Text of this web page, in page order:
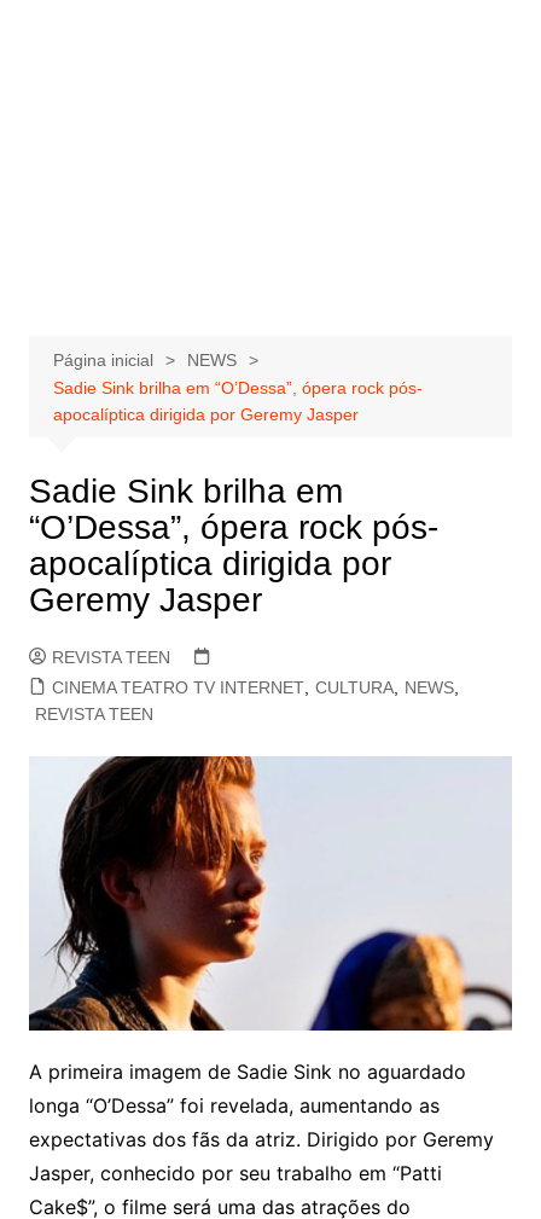
Página inicial
NEWS
Sadie Sink brilha em “O’Dessa”, ópera rock pós-
apocalíptica dirigida por Geremy Jasper
Sadie Sink brilha em
“O’Dessa”, ópera rock pós-
apocalíptica dirigida por
Geremy Jasper
REVISTA TEEN
CINEMA TEATRO TV INTERNET, CULTURA, NEWS,
REVISTA TEEN
A primeira imagem de Sadie Sink no aguardado
longa “O’Dessa” foi revelada, aumentando as
expectativas dos fãs da atriz. Dirigido por Geremy
Jasper, conhecido por seu trabalho em “Patti
Cake$”, o filme será uma das atrações do